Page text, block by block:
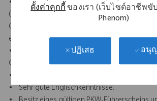
ตั้งค่าคุกกี้ของเรา (เว็บไซต์อาชีพขั
Phenom)
ปฏิเสธ อนุ
• Erste Erfahrungen in einem
(idealerweise im Bereich Medizintechnik oder
Gesundheitswesen) sind von Vorteil, aber
erforderlich.
• Interesse an medizinischen Produkten,
Orthopädie.
• Gute Kenntnisse in MS Office (Excel,
• Sehr gute Englischkenntnisse.